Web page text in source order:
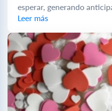
esperar, generando
Leer más